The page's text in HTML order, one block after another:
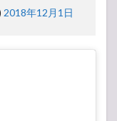
2018年12月1日